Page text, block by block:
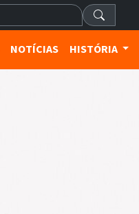
NOTÍCIAS HISTÓRIA